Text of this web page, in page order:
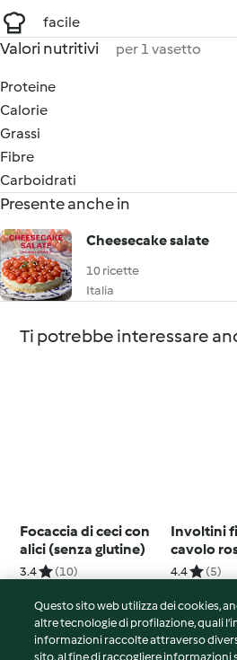
facile
Valori nutritivi per 1 vasetto
Proteine
Calorie
Grassi
Fibre
Carboidrati
Presente anche in
Cheesecake salate
10 ricette
Italia
Ti potrebbe interessare
Focaccia di ceci con
alici (senza glutine)
3.4 (10)
Involtini
cavolo
4.4 (5)
Questo sito web utilizza dei cookies,
altre tecnologie di profilazione, quali
informazioni raccolte attraverso
sito, al fine di raccogliere